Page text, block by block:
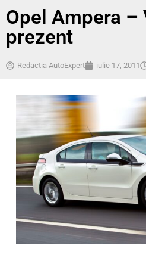
Opel Ampera –
prezent
Redactia AutoExpert iulie 17, 2011